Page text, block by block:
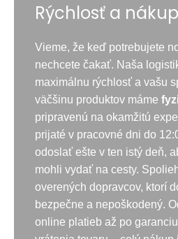
Rýchlosť a
Vieme, že keď potrebujete
nechcete čakať. Naša
maximálnu rýchlosť a vašu
väčšinu produktov máme
pripravenú na okamžitú
prijaté v pracovné dni do
odoslať ešte v ten istý deň,
mohli vydať na cesty.
overených dopravcov, ktorí
bezpečne a nepoškodený.
online platieb až po